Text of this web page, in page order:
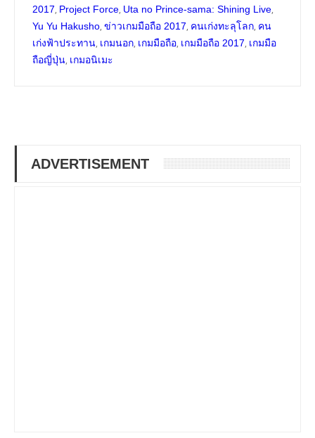
2017, Project Force, Uta no Prince-sama: Shining Live,
Yu Yu Hakusho, ข่าวเกมมือถือ 2017, คนเก่งทะลุโลก, คน
เก่งฟ้าประทาน, เกมนอก, เกมมือถือ, เกมมือถือ 2017, เกมมือ
ถือญี่ปุ่น, เกมอนิเมะ
ADVERTISEMENT